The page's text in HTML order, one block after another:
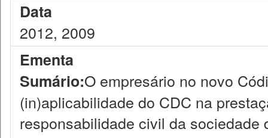
Data
2012, 2009
Ementa
Sumário:O empresário no novo
(in)aplicabilidade do CDC na
responsabilidade civil da sociedade